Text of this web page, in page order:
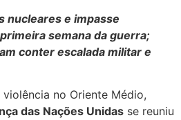
nucleares e impasse
semana da guerra;
conter escalada militar e
no Oriente Médio,
das Nações Unidas se reuniu